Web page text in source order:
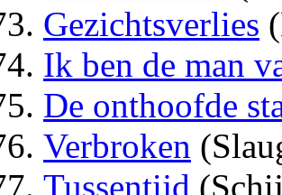
Gezichtsverlies
Ik ben de man
De onthoofde
Verbroken
Tussentijd